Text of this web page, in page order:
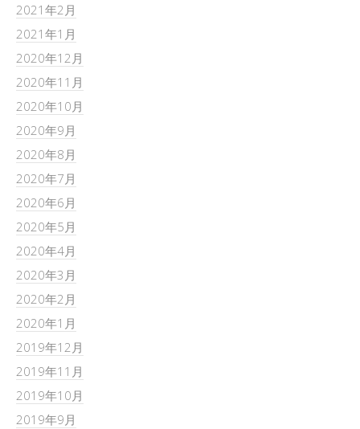
2021年2月
2021年1月
2020年12月
2020年11月
2020年10月
2020年9月
2020年8月
2020年7月
2020年6月
2020年5月
2020年4月
2020年3月
2020年2月
2020年1月
2019年12月
2019年11月
2019年10月
2019年9月